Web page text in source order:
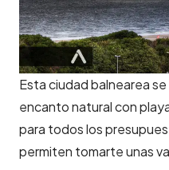
Esta ciudad balnearea
encanto natural con
para todos los
permiten tomarte unas